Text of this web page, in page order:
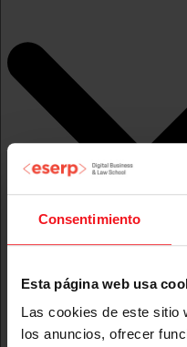
Consentimiento
Esta página web usa
Las cookies de este sitio
los anuncios, ofrecer